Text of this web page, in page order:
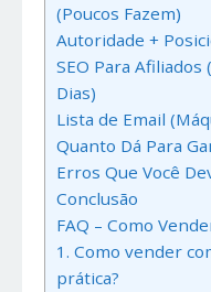
(Poucos Fazem)
Autoridade +
SEO Para
Dias)
Lista de Email
Quanto Dá Para
Erros Que Você
Conclusão
FAQ – Como
1. Como vender
prática?